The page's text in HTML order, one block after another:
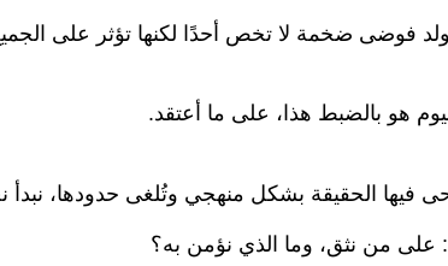
فوضى ضخمة لا تخص أحدًا لكنها تؤثر على
هو بالضبط هذا، على ما أعتقد.
فيها الحقيقة بشكل منهجي وتُلغى حدودها، نبدأ
على من نثق، وما الذي نؤمن به؟